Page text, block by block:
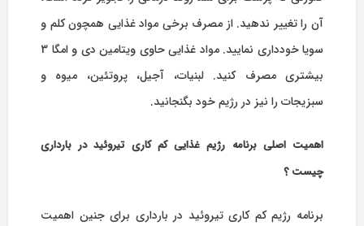
آن را تغییر ندهید. از مصرف برخی مواد غذایی همچون کلم و
سویا خودداری نمایید. مواد غذایی حاوی ویتامین دی و امگا 3
بیشتری مصرف کنید. لبنیات، آجیل، پروتئین، میوه و
سبزیجات را نیز در رژیم خود بگنجانید.
اهمیت اصلی برنامه رژیم غذایی کم کاری تیروئید در بارداری
چیست ؟
برنامه رژیم کم کاری تیروئید در بارداری برای جنین اهمیت